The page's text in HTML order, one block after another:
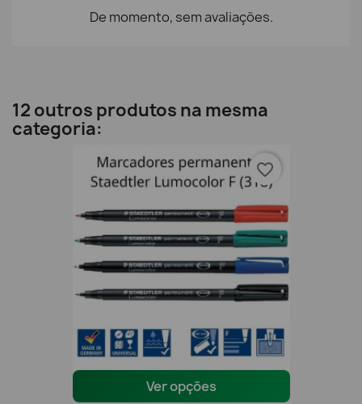
De momento, sem avaliações.
12 outros produtos na mesma
categoria:
Ver opções
favorite_border